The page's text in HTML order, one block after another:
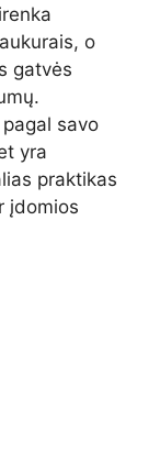
o
gatvės
savo
yra
praktikas
įdomios